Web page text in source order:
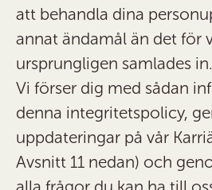
att behandla dina
annat ändamål än det för
ursprungligen samlades in.
Vi förser dig med sådan
denna integritetspolicy,
uppdateringar på vår
Avsnitt 11 nedan) och